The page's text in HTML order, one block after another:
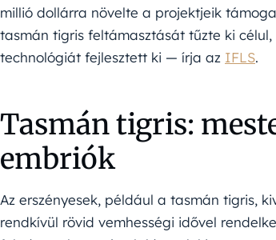
millió dollárra növelte a projektjeik
tasmán tigris feltámasztását tűzte ki
technológiát fejlesztett ki — írja az IFLS.
Tasmán tigris:
embriók
Az erszényesek, például a tasmán tigris,
rendkívül rövid vemhességi idővel